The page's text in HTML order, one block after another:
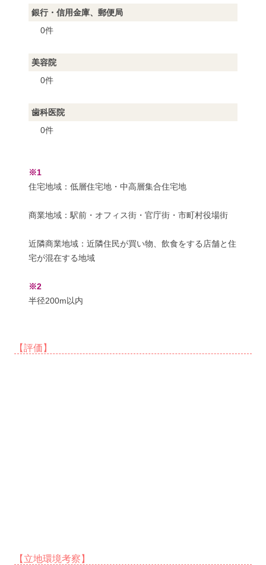
銀行・信用金庫、郵便局
0件
美容院
0件
歯科医院
0件
※1
住宅地域：低層住宅地・中高層集合住宅地
商業地域：駅前・オフィス街・官庁街・市町村役場街
近隣商業地域：近隣住民が買い物、飲食をする店舗と住
宅が混在する地域
※2
半径200m以内
【評価】
【立地環境考察】